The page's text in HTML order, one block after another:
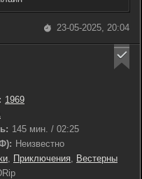
23-05-2025, 20:04
1969
145 мин. / 02:25
Неизвестно
, Приключения, Вестерны